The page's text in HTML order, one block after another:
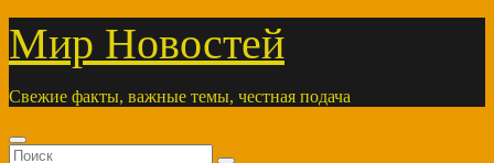
Перейти
содержимому
Мир Новостей
Свежие факты, важные темы, честная подача